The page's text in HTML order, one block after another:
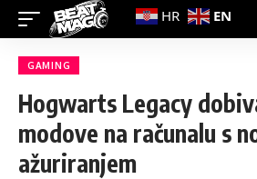
GAMING
Hogwarts Legacy
modove na računalu s
ažuriranjem
HR EN